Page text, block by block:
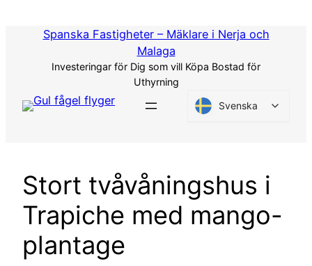
Spanska Fastigheter – Mäklare i Nerja och
Malaga
Investeringar för Dig som vill Köpa Bostad för
Uthyrning
Svenska
Stort tvåvåningshus i
Trapiche med mango-
plantage